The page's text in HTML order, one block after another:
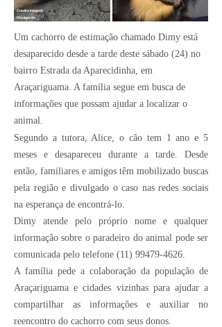
Divulgação
Crédito Imagem:
Um cachorro de estimação chamado Dimy está
desaparecido desde a tarde deste sábado (24) no
bairro Estrada da Aparecidinha, em
Araçariguama. A família segue em busca de
informações que possam ajudar a localizar o
animal.
Segundo a tutora, Alice, o cão tem 1 ano e 5
meses e desapareceu durante a tarde. Desde
então, familiares e amigos têm mobilizado buscas
pela região e divulgado o caso nas redes sociais
na esperança de encontrá-lo.
Dimy atende pelo próprio nome e qualquer
informação sobre o paradeiro do animal pode ser
comunicada pelo telefone (11) 99479-4626
A família pede a colaboração da população de
Araçariguama e cidades vizinhas para ajudar a
compartilhar as informações e auxiliar no
reencontro do cachorro com seus donos.